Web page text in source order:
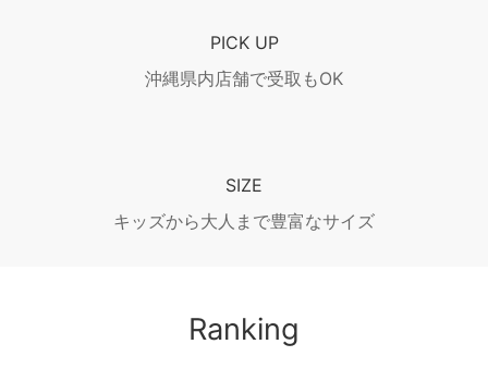
PICK UP
沖縄県内店舗で受取もOK
SIZE
キッズから大人まで豊富なサイズ
Ranking